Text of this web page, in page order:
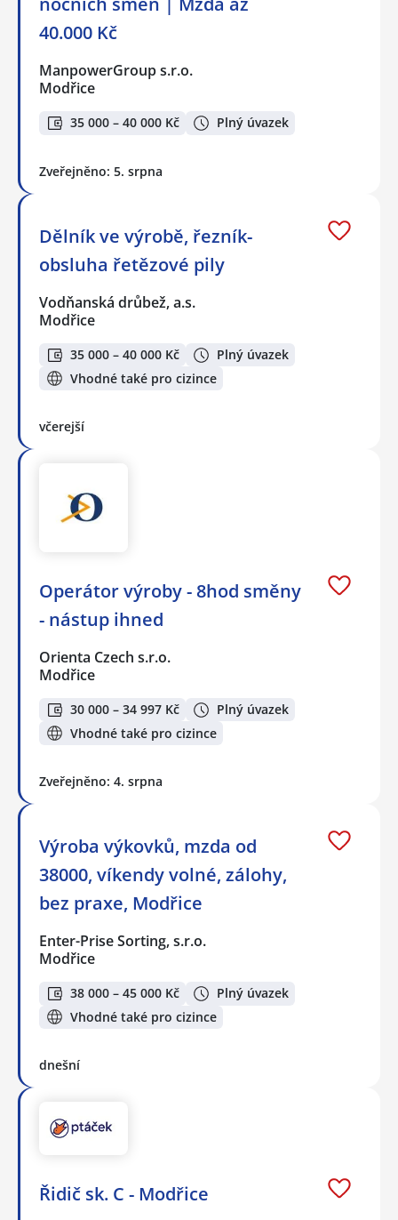
40.000 Kč
ManpowerGroup s.r.o.
Modřice
35 000 – 40 000 Kč Plný úvazek
Zveřejněno: 5. srpna
Dělník ve výrobě, řezník-
obsluha řetězové pily
Vodňanská drůbež, a.s.
Modřice
35 000 – 40 000 Kč
Plný úvazek
Vhodné také pro cizince
včerejší
Operátor výroby - 8hod směny
- nástup ihned
Orienta Czech s.r.o.
Modřice
30 000 – 34 997 Kč
Plný úvazek
Vhodné také pro cizince
Zveřejněno: 4. srpna
Výroba výkovků, mzda od
38000, víkendy volné, zálohy,
bez praxe, Modřice
Enter-Prise Sorting, s.r.o.
Modřice
38 000 – 45 000 Kč
Plný úvazek
Vhodné také pro cizince
dnešní
Řidič sk. C - Modřice